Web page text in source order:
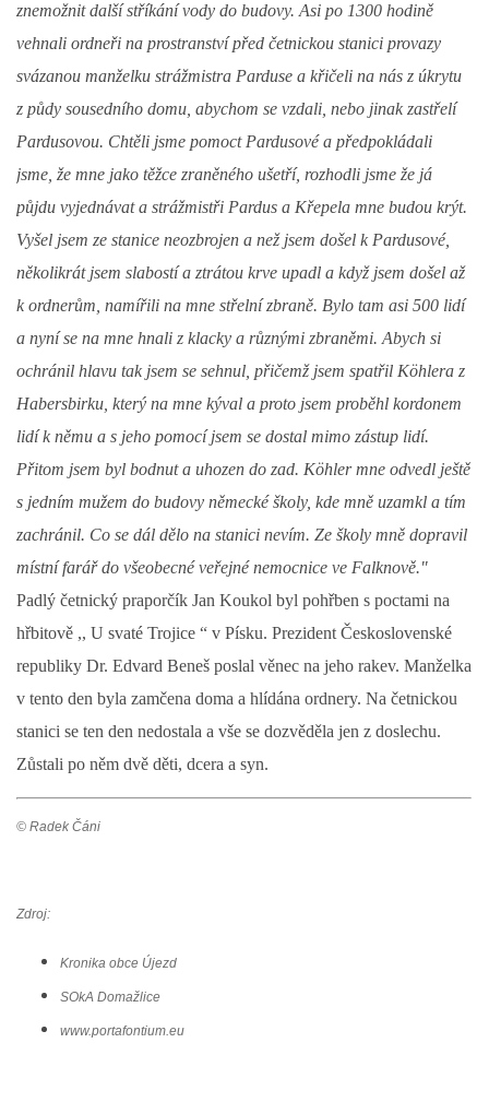
znemožnit další stříkání vody do budovy. Asi po 1300 hodině
vehnali ordneři na prostranství před četnickou stanici provazy
svázanou manželku strážmistra Parduse a křičeli na nás z úkrytu
z půdy sousedního domu, abychom se vzdali, nebo jinak zastřelí
Pardusovou. Chtěli jsme pomoct Pardusové a předpokládali
jsme, že mne jako těžce zraněného ušetří, rozhodli jsme že já
půjdu vyjednávat a strážmistři Pardus a Křepela mne budou krýt.
Vyšel jsem ze stanice neozbrojen a než jsem došel k Pardusové,
několikrát jsem slabostí a ztrátou krve upadl a když jsem došel až
k ordnerům, namířili na mne střelní zbraně. Bylo tam asi 500 lidí
a nyní se na mne hnali z klacky a různými zbraněmi. Abych si
ochránil hlavu tak jsem se sehnul, přičemž jsem spatřil Köhlera z
Habersbirku, který na mne kýval a proto jsem proběhl kordonem
lidí k němu a s jeho pomocí jsem se dostal mimo zástup lidí.
Přitom jsem byl bodnut a uhozen do zad. Köhler mne odvedl ještě
s jedním mužem do budovy německé školy, kde mně uzamkl a tím
zachránil. Co se dál dělo na stanici nevím. Ze školy mně dopravil
místní farář do všeobecné veřejné nemocnice ve Falknově."
Padlý četnický praporčík Jan Koukol byl pohřben s poctami na
hřbitově ,, U svaté Trojice “ v Písku. Prezident Československé
republiky Dr. Edvard Beneš poslal věnec na jeho rakev. Manželka
v tento den byla zamčena doma a hlídána ordnery. Na četnickou
stanici se ten den nedostala a vše se dozvěděla jen z doslechu.
Zůstali po něm dvě děti, dcera a syn.
© Radek Čáni
Zdroj:
Kronika obce Újezd
SOkA Domažlice
www.portafontium.eu